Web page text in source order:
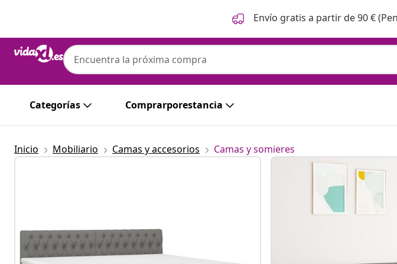
Envío gratis a partir de 90 €
Categorías Comprarporestancia
Inicio Mobiliario Camas y accesorios Camas y somieres